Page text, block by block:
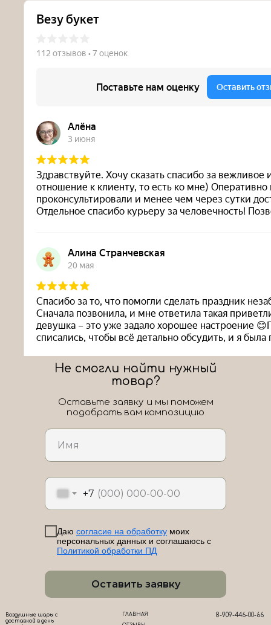
ЛоШАРик на карте Новороссийска — Яндекс Карты
+7
Даю согласие на обработку моих
персональных данных и соглашаюсь с
Политикой обработки ПД
Оставить заявку
Не смогли найти нужный
товар?
Оставьте заявку и мы поможем
подобрать вам композицию
ГЛАВНАЯ 8-909-446-00-66
Воздушные шары с
доставкой в день